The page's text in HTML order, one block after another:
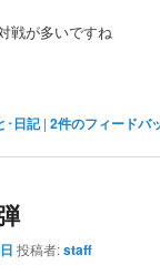
戦が多いですね
･日記 |2件のフィードバ
投稿者:staff